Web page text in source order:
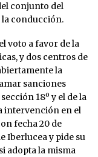
conjunto del
conducción.
voto a favor de la
y dos centros de
la
sanciones
18º y el de la
intervención en el
fecha 20 de
Iberlucea y pide su
adopta la misma